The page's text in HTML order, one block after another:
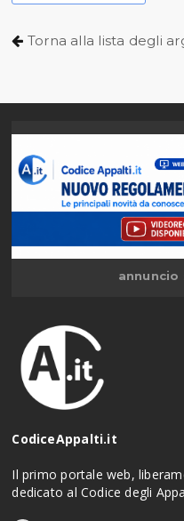
Torna alla lista degli
CodiceAppalti.it
Il primo portale web,
dedicato al Codice degli